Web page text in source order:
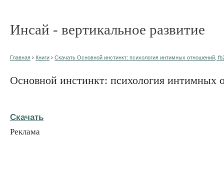
Инсай - вертикальное развитие
Главная › Книги › Скачать Основной инстинкт: психология интимных отношений,
Основной инстинкт: психология интимных
Скачать
Реклама